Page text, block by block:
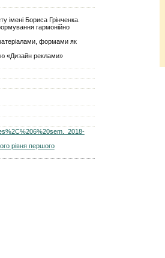
імені Бориса Грінченка.
гармонійно
формами як
«Дизайн реклами»
рівня першого